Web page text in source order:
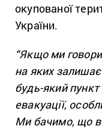
окупованої
України.
“Якщо ми
на яких
будь-який
евакуації,
Ми бачимо, що в